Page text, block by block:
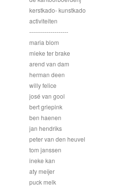
kerstkado- kunstkado
activiteiten
--------------------
maria blom
mieke ter brake
arend van dam
herman deen
willy felice
josé van gool
bert griepink
ben haenen
jan hendriks
peter van den heuvel
tom janssen
ineke kan
aty meijer
puck melk